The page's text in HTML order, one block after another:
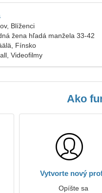
Blíženci
žena hľadá manžela 33-42
Fínsko
Videofilmy
Ako
Vytvorte nový
Opíšte sa